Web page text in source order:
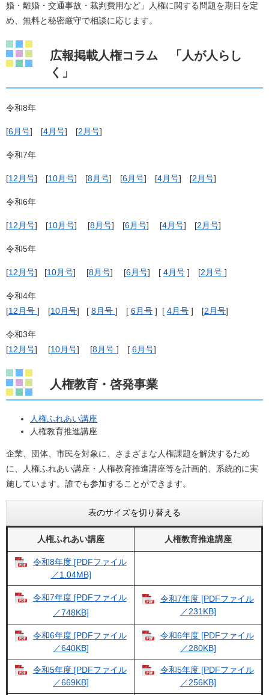
婚・離婚・交通事故・裁判費用など」人権に関する問題を期日を定
め、無料と秘密厳守で相談に応じます。
広報掲載人権コラム 「人が人らし
く」
令和8年
[6月号] [4月号] [2月号]
令和7年
[12月号] [10月号] [8月号] [6月号] [4月号] [2月号]
令和6年
[12月号] [10月号] [8月号] [6月号] [4月号] [2月号]
令和5年
[12月号] [10月号] [8月号] [6月号] [ 4月号 ] [2月号 ]
令和4年
[12月号 ] [10月号] [ 8月号 ] [ 6月号 ] [ 4月号 ] [2月号]
令和3年
[12月号] [10月号] [8月号 ] [ 6月号]
人権教育・啓発事業
人権ふれあい講座
人権教育推進講座
企業、団体、市民を対象に、さまざまな人権課題を解決するため
に、人権ふれあい講座・人権教育推進講座等を計画的、系統的に実
施しています。誰でも参加することができます。
表のサイズを切り替える
人権ふれあい講座 人権教育推進講座
令和8年度 [PDFファイル
／1.04MB]
令和7年度 [PDFファイル
／748KB]
令和7年度 [PDFファイル
／231KB]
令和6年度 [PDFファイル
／640KB]
令和6年度 [PDFファイル
／280KB]
令和5年度 [PDFファイル
／669KB]
令和5年度 [PDFファイル
／256KB]